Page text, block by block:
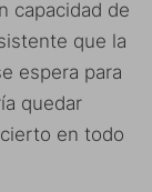
capacidad de
que la
espera para
quedar
en todo